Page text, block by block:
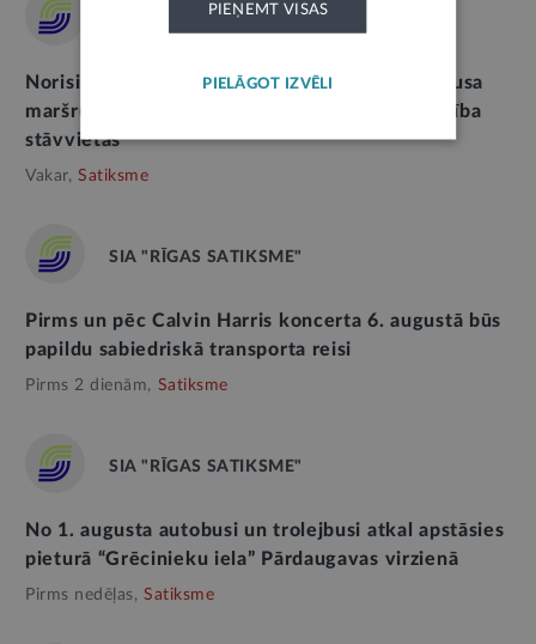
SIA "RĪGAS SATIKSME"
Norisinoties būvdarbiem, tiks slēgts 1. trolejbusa
maršruts; mainīsies arī auto novietošanas kārtība
stāvvietās
Vakar, Satiksme
SIA "RĪGAS SATIKSME"
Pirms un pēc Calvin Harris koncerta 6. augustā būs
papildu sabiedriskā transporta reisi
Pirms 2 dienām, Satiksme
SIA "RĪGAS SATIKSME"
No 1. augusta autobusi un trolejbusi atkal apstāsies
pieturā “Grēcinieku iela” Pārdaugavas virzienā
Pirms nedēļas, Satiksme
PIEŅEMT VISAS
PIELĀGOT IZVĒLI